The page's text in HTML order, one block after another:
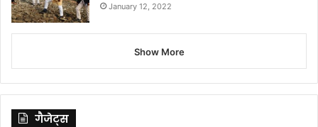
January 12, 2022
Show More
गैजेट्स